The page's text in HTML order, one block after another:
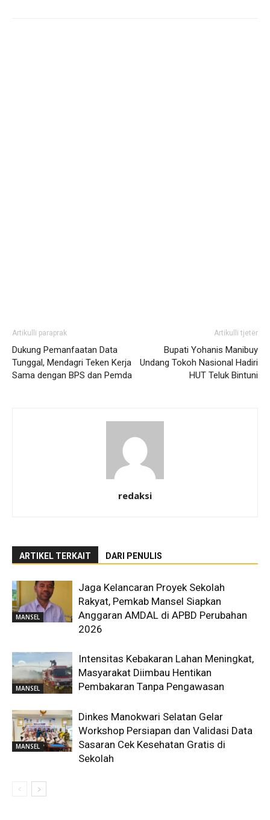
Artikulli paraprak
Dukung Pemanfaatan Data
Tunggal, Mendagri Teken Kerja
Sama dengan BPS dan Pemda
Artikulli tjetër
Bupati Yohanis Manibuy
Undang Tokoh Nasional Hadiri
HUT Teluk Bintuni
redaksi
ARTIKEL TERKAIT DARI PENULIS
MANSEL
Jaga Kelancaran Proyek Sekolah
Rakyat, Pemkab Mansel Siapkan
Anggaran AMDAL di APBD Perubahan
2026
MANSEL
Intensitas Kebakaran Lahan Meningkat,
Masyarakat Diimbau Hentikan
Pembakaran Tanpa Pengawasan
MANSEL
Dinkes Manokwari Selatan Gelar
Workshop Persiapan dan Validasi Data
Sasaran Cek Kesehatan Gratis di
Sekolah